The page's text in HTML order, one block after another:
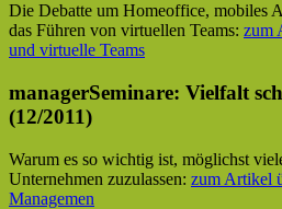
Die Debatte um Homeoffice, mobiles
das Führen von virtuellen Teams: zum
und virtuelle Teams
managerSeminare: Vielfalt
(12/2011)
Warum es so wichtig ist, möglichst
Unternehmen zuzulassen: zum Artikel
Managemen